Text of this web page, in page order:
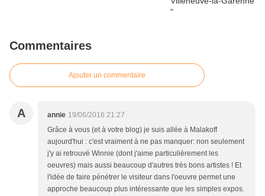
Commentaires
Ajouter un commentaire
A annie 19/06/2016 21:27
Grâce à vous (et à votre blog) je suis allée à Malakoff
aujourd'hui : c'est vraiment à ne pas manquer: non seulement
j'y ai retrouvé Winnie (dont j'aime particulièrement les
oeuvres) mais aussi beaucoup d'autres très bons artistes ! Et
l'idée de faire pénétrer le visiteur dans l'oeuvre permet une
approche beaucoup plus intéressante que les simples expos.